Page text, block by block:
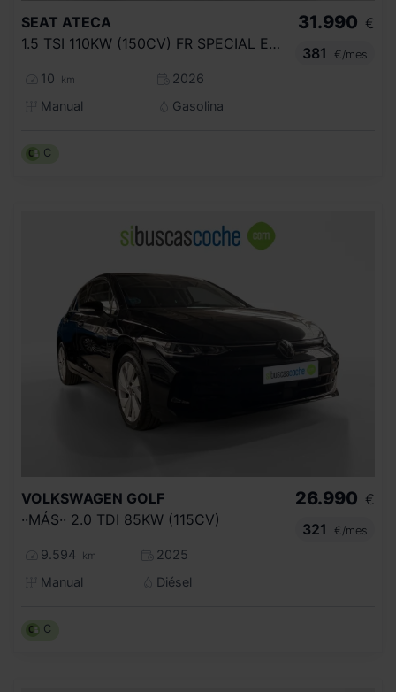
SEAT ATECA
1.5 TSI 110KW (150CV) FR SPECIAL EDITION
10 km
2026
Manual
Gasolina
31.990 €
381
€/mes
C
VOLKSWAGEN GOLF
··MÁS·· 2.0 TDI 85KW (115CV)
9.594 km
2025
Manual
Diésel
26.990 €
321
€/mes
C